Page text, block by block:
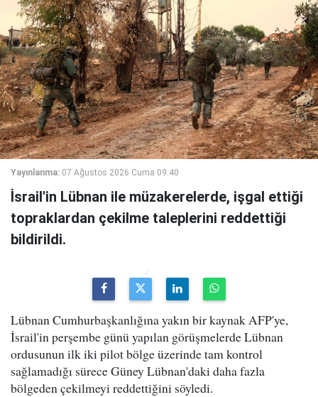
Yayınlanma: 07 Ağustos 2026 Cuma 09:40
İsrail'in Lübnan ile müzakerelerde, işgal ettiği
topraklardan çekilme taleplerini reddettiği
bildirildi.
Lübnan Cumhurbaşkanlığına yakın bir kaynak AFP'ye,
İsrail'in perşembe günü yapılan görüşmelerde Lübnan
ordusunun ilk iki pilot bölge üzerinde tam kontrol
sağlamadığı sürece Güney Lübnan'daki daha fazla
bölgeden çekilmeyi reddettiğini söyledi.